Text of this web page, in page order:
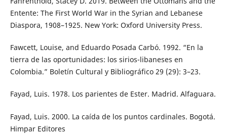
Entente: The First World War in the Syrian and Lebanese
Diaspora, 1908–1925. New York: Oxford University Press.
Fawcett, Louise, and Eduardo Posada Carbó. 1992. “En la
tierra de las oportunidades: los sirios-libaneses en
Colombia.” Boletín Cultural y Bibliográfico 29 (29): 3–23.
Fayad, Luis. 1978. Los parientes de Ester. Madrid. Alfaguara.
Fayad, Luis. 2000. La caída de los puntos cardinales. Bogotá.
Himpar Editores